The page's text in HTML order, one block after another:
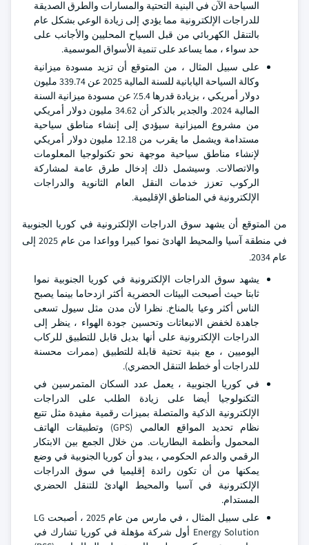
السياحة الآن في البنية التحتية والمسارات والطرق الصديقة
للدراجات الإلكترونية مما يؤدي إلى زيادة الوعي بشكل عام
بالتنقل الكهربائي من قبل السياح المحليين والأجانب على
حد سواء ، مما يساعد على تنمية الأسواق الموسمية.
على سبيل المثال ، من المتوقع أن تزيد مسودة ميزانية
وكالة السياحة اليابانية للسنة المالية 2025 عن 339.74 مليون
دولار أمريكي ، بزيادة قدرها 5.4٪ عن مسودة ميزانية السنة
المالية 2024. والجدير بالذكر أن 34.62 مليون دولار أمريكي
من مشروع الميزانية سيؤدي إلى إنشاء مناطق سياحية
مستدامة ويشمل ما يقرب من 12.18 مليون دولار أمريكي
لإنشاء مناطق سياحية موجهة نحو تكنولوجيا المعلومات
والاتصالات. وسيشمل ذلك إدخال طرق عامة لمشاركة
الركوب تعزز خدمات النقل العام الثانوية والدراجات
الإلكترونية في المناطق الإقليمية.
من المتوقع أن يشهد سوق الدراجات الإلكترونية في كوريا الجنوبية
في منطقة آسيا والمحيط الهادئ نموا كبيرا وواعدا من عام 2025 إلى
عام 2034.
يشهد سوق الدراجات الإلكترونية في كوريا الجنوبية نموا
ثابتا حيث أصبحت البيئات الحضرية أكثر ازدحاما بينما يصبح
الناس أكثر وعيا بالمناخ. نظرا لأن مدن مثل سيول تسعى
جاهدة لخفض الانبعاثات وتحسين جودة الهواء ، ينظر إلى
الدراجات الإلكترونية على أنها بديل قابل للتطبيق للركاب
اليوميين ، مع بنية تحتية قابلة للتطبيق (ممرات محسنة
للدراجات أو خطط التنقل الحضري).
في كوريا الجنوبية ، يعمل عدد السكان المتمرسين في
التكنولوجيا أيضا على زيادة الطلب على الدراجات
الإلكترونية الذكية والمتصلة بميزات رقمية مفيدة مثل تتبع
نظام تحديد المواقع العالمي (GPS) وتطبيقات الهاتف
المحمول وأنظمة البطاريات. من خلال الجمع بين الابتكار
الرقمي والدعم الحكومي ، يبدو أن كوريا الجنوبية في وضع
يمكنها من أن تكون رائدة إقليميا في سوق الدراجات
الإلكترونية في آسيا والمحيط الهادئ للتنقل الحضري
المستدام.
على سبيل المثال ، في مارس من عام 2025 ، أصبحت LG
Energy Solution أول شركة مؤهلة في كوريا تشارك في